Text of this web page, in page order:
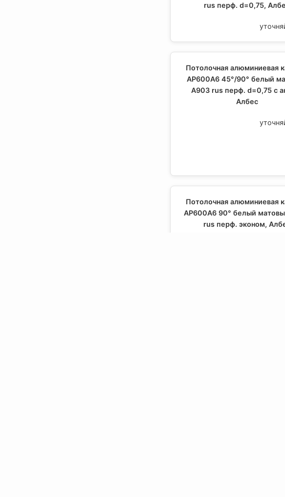
rus перф. d=0,75,
Потолочная алюминиевая
AP600A6 45°/90° белый
А903 rus перф. d=0,75 с
Албес
Потолочная алюминиевая
AP600A6 90° белый
rus перф. эконом,